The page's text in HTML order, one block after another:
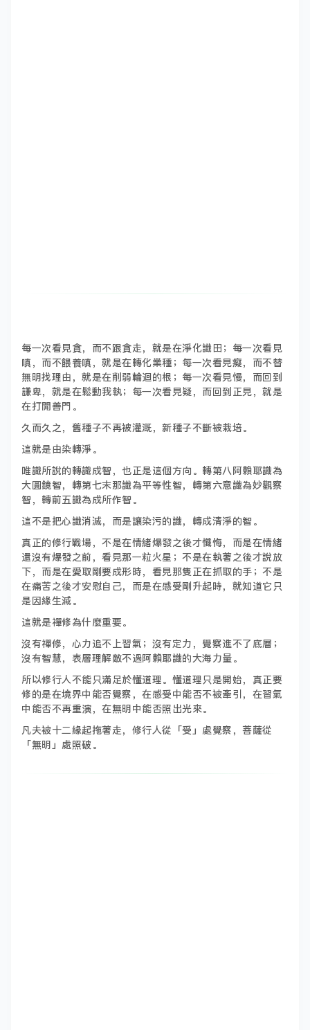
每一次看見貪，而不跟貪走，就是在淨化識田；每一次看見
嗔，而不餵養嗔，就是在轉化業種；每一次看見癡，而不替
無明找理由，就是在削弱輪迴的根；每一次看見慢，而回到
謙卑，就是在鬆動我執；每一次看見疑，而回到正見，就是
在打開善門。
久而久之，舊種子不再被灌溉，新種子不斷被栽培。
這就是由染轉淨。
唯識所說的轉識成智，也正是這個方向。轉第八阿賴耶識為
大圓鏡智，轉第七末那識為平等性智，轉第六意識為妙觀察
智，轉前五識為成所作智。
這不是把心識消滅，而是讓染污的識，轉成清淨的智。
真正的修行戰場，不是在情緒爆發之後才懺悔，而是在情緒
還沒有爆發之前，看見那一粒火星；不是在執著之後才說放
下，而是在愛取剛要成形時，看見那隻正在抓取的手；不是
在痛苦之後才安慰自己，而是在感受剛升起時，就知道它只
是因緣生滅。
這就是禪修為什麼重要。
沒有禪修，心力追不上習氣；沒有定力，覺察進不了底層；
沒有智慧，表層理解敵不過阿賴耶識的大海力量。
所以修行人不能只滿足於懂道理。懂道理只是開始，真正要
修的是在境界中能否覺察，在感受中能否不被牽引，在習氣
中能否不再重演，在無明中能否照出光來。
凡夫被十二緣起拖著走，修行人從「受」處覺察，菩薩從
「無明」處照破。